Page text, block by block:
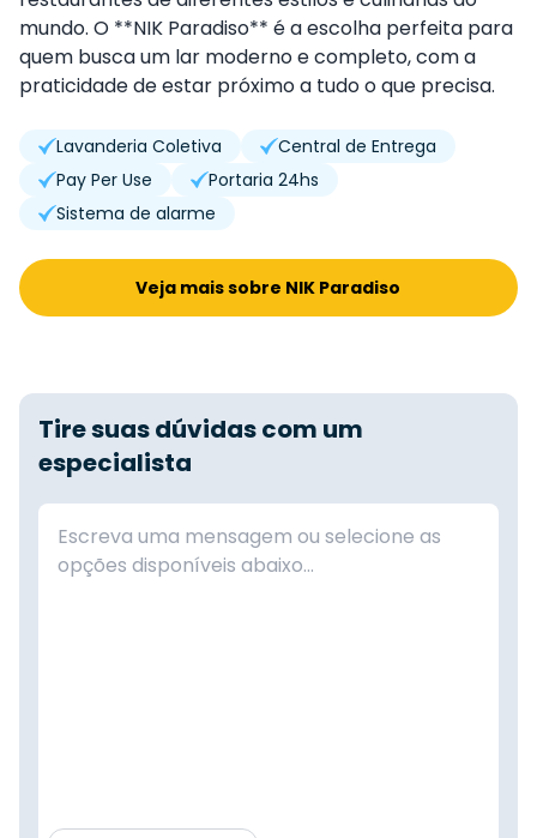
mundo. O **NIK Paradiso** é a escolha perfeita para
quem busca um lar moderno e completo, com a
praticidade de estar próximo a tudo o que precisa.
Lavanderia Coletiva
Central de Entrega
Pay Per Use
Portaria 24hs
Sistema de alarme
Veja mais sobre NIK Paradiso
Tire suas dúvidas com um
especialista